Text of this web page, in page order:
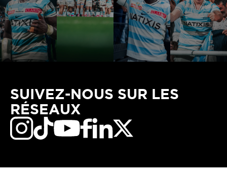
SUIVEZ-NOUS SUR LES
RÉSEAUX